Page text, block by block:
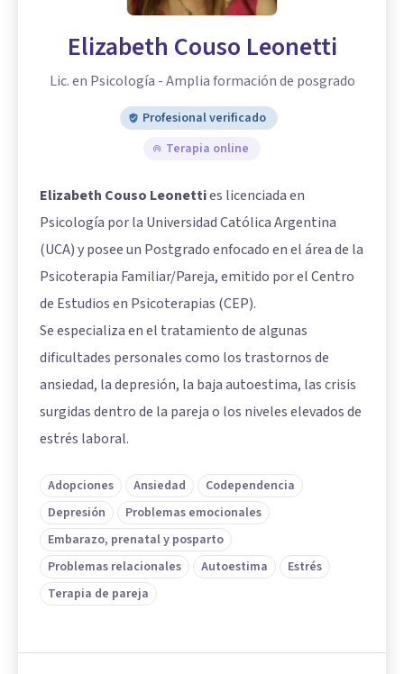
Elizabeth Couso Leonetti
Lic. en Psicología - Amplia formación de posgrado
Profesional verificado
Terapia online
Elizabeth Couso Leonetties licenciada en
Psicología por la Universidad Católica Argentina
(UCA) y posee un Postgrado enfocado en el área de la
Psicoterapia Familiar/Pareja, emitido por el Centro
de Estudios en Psicoterapias (CEP).
Se especializa en el tratamiento de algunas
dificultades personales como los trastornos de
ansiedad, la depresión, la baja autoestima, las crisis
surgidas dentro de la pareja o los niveles elevados de
estrés laboral.
Adopciones Ansiedad
Codependencia
Depresión
Problemas emocionales
Embarazo, prenatal y posparto
Problemas relacionales
Autoestima
Estrés
Terapia de pareja